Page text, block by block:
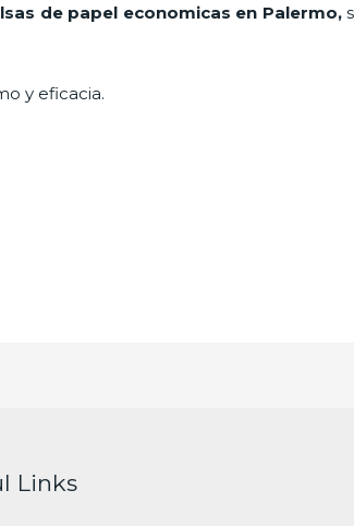
de papel economicas en Palermo,
y eficacia.
Links